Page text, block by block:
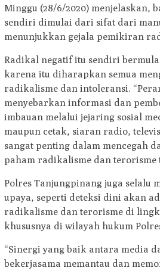
Minggu (28/6/2020) menjelaskan,
sendiri dimulai dari sifat dari
menunjukkan gejala pemikiran
Radikal negatif itu sendiri
karena itu diharapkan semua
radikalisme dan intoleransi.
menyebarkan informasi dan
imbauan melalui jejaring sosial
maupun cetak, siaran radio,
sangat penting dalam mencegah
paham radikalisme dan terorisme
Polres Tanjungpinang juga selalu
upaya, seperti deteksi dini akan
radikalisme dan terorisme di
khususnya di wilayah hukum
“Sinergi yang baik antara media
bekerjasama memantau dan